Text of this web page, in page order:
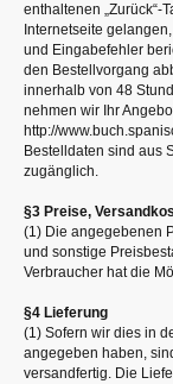
enthaltenen „Zurück“-
Internetseite
und Eingabefehler
den Bestellvorgang
innerhalb von 48
nehmen wir Ihr
http://
Bestelldaten sind aus
zugänglich.
§3 Preise,
(1) Die angegebenen
und sonstige
Verbraucher hat die
§4 Lieferung
(1) Sofern wir dies in
angegeben haben,
versandfertig. Die